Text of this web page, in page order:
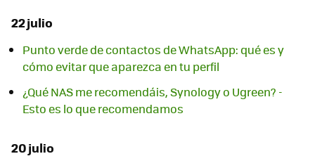
22 julio
Punto verde de contactos de WhatsApp: qué es y
cómo evitar que aparezca en tu perfil
¿Qué NAS me recomendáis, Synology o Ugreen? -
Esto es lo que recomendamos
20 julio